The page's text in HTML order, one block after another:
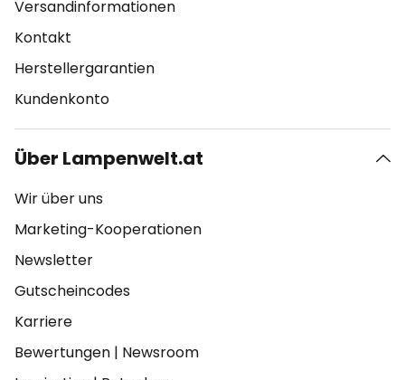
Versandinformationen
Kontakt
Herstellergarantien
Kundenkonto
Über Lampenwelt.at
Wir über uns
Marketing-Kooperationen
Newsletter
Gutscheincodes
Karriere
Bewertungen | Newsroom